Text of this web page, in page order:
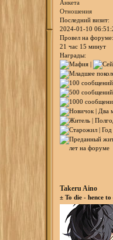
Анкета
Отношения
Последний визит:
2024-01-10
Провел на форуме:
21 час 15 минут
Награды:
Takeru Aino
± To die - hence to